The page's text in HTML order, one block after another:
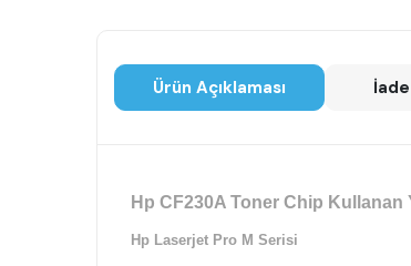
Ürün Açıklaması
Hp CF230A Toner Chip Kullanan
Hp Laserjet Pro M Serisi